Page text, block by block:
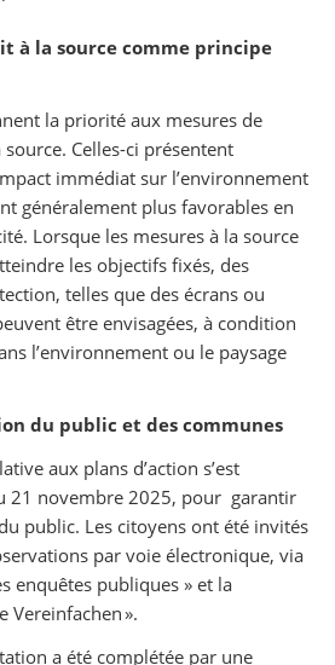
à la source comme principe
la priorité aux mesures de
Celles-ci présentent
immédiat sur l’environnement
généralement plus favorables en
Lorsque les mesures à la source
les objectifs fixés, des
telles que des écrans ou
être envisagées, à condition
l’environnement ou le paysage
du public et des communes
aux plans d’action s’est
21 novembre 2025, pour garantir
public. Les citoyens ont été invités
par voie électronique, via
enquêtes publiques » et la
Vereinfachen ».
a été complétée par une